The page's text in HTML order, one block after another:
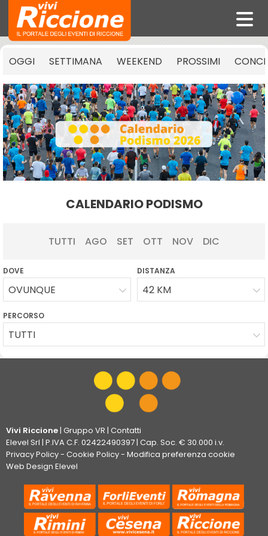
OGGI SETTIMANA WEEKEND PROSSIMI
CALENDARIO PODISMO
TUTTI AGO SET OTT NOV DIC
DOVE
OVUNQUE
DISTANZA
42 KM
PERCORSO
TUTTI
Vivi Riccione | Gruppo VR | Contatti
Elevel Srl | P.IVA C.F. 02422490397 | Cap. Soc. € 30.000 i.v.
Privacy Policy- Cookie Policy- Modifica preferenza cookie
Web Design Elevel